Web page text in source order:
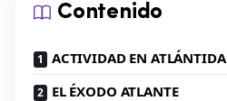
Contenido
ACTIVIDAD EN ATLÁNTIDA
EL ÉXODO ATLANTE